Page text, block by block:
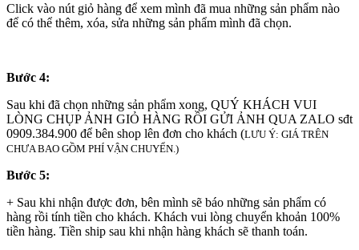
Click vào nút giỏ hàng để xem mình đã mua những sản phẩm nào
để có thể thêm, xóa, sửa những sản phẩm mình đã chọn.
Bước 4:
Sau khi đã chọn những sản phẩm xong, QUÝ KHÁCH VUI
LÒNG CHỤP ẢNH GIỎ HÀNG RỒI GỬI ẢNH QUA ZALO sđt
0909.384.900 để bên shop lên đơn cho khách (LƯU Ý: GIÁ TRÊN
CHƯA BAO GỒM PHÍ VẬN CHUYỂN.)
Bước 5:
+ Sau khi nhận được đơn, bên mình sẽ báo những sản phẩm có
hàng rồi tính tiền cho khách. Khách vui lòng chuyển khoản 100%
tiền hàng. Tiền ship sau khi nhận hàng khách sẽ thanh toán.